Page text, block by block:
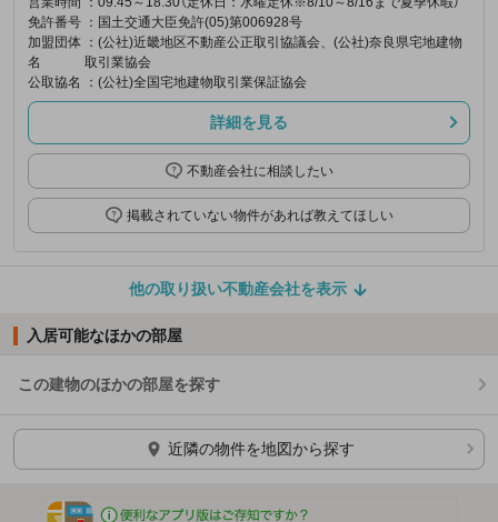
免許番号 ：国土交通大臣免許(05)第006928号
加盟団体
名
：(公社)近畿地区不動産公正取引協議会、(公社)奈良県宅地建物
取引業協会
公取協名
：(公社)全国宅地建物取引業保証協会
詳細を見る
不動産会社に相談したい
掲載されていない物件があれば教えてほしい
他の取り扱い不動産会社を表示
入居可能なほかの部屋
この建物のほかの部屋を探す
ほかの部屋を検索中…
近隣の物件を地図から探す